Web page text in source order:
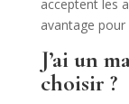
acceptent les
avantage
J’ai un
choisir ?